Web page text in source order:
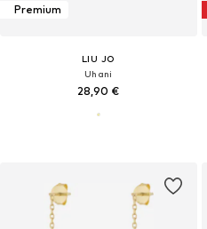
Premium
LIU JO
Uhani
28,90 €